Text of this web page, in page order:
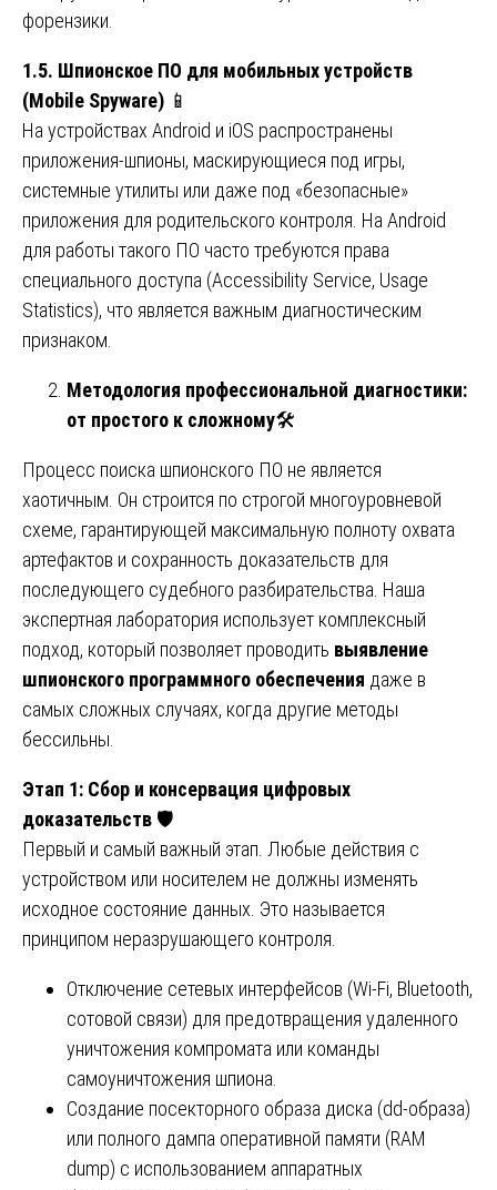
форензики.
1.5. Шпионское ПО для мобильных устройств
(Mobile Spyware) 📱
На устройствах Android и iOS распространены
приложения-шпионы, маскирующиеся под игры,
системные утилиты или даже под «безопасные»
приложения для родительского контроля. На Android
для работы такого ПО часто требуются права
специального доступа (Accessibility Service, Usage
Statistics), что является важным диагностическим
признаком.
Методология профессиональной диагностики:
от простого к сложному🛠️
Процесс поиска шпионского ПО не является
хаотичным. Он строится по строгой многоуровневой
схеме, гарантирующей максимальную полноту охвата
артефактов и сохранность доказательств для
последующего судебного разбирательства. Наша
экспертная лаборатория использует комплексный
подход, который позволяет проводить выявление
шпионского программного обеспечения даже в
самых сложных случаях, когда другие методы
бессильны.
Этап 1: Сбор и консервация цифровых
доказательств 🛡️
Первый и самый важный этап. Любые действия с
устройством или носителем не должны изменять
исходное состояние данных. Это называется
принципом неразрушающего контроля.
Отключение сетевых интерфейсов (Wi-Fi, Bluetooth,
сотовой связи) для предотвращения удаленного
уничтожения компромата или команды
самоуничтожения шпиона.
Создание посекторного образа диска (dd-образа)
или полного дампа оперативной памяти (RAM
dump) с использованием аппаратных